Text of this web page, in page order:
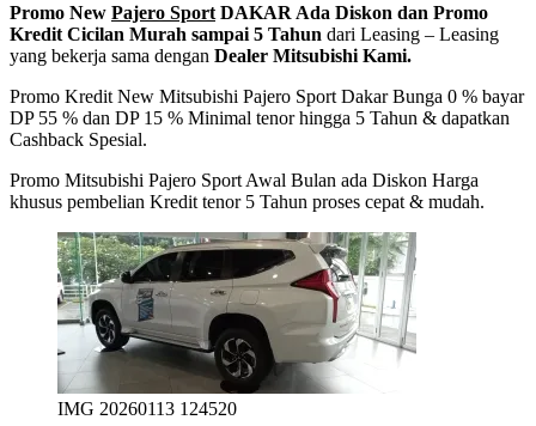
Promo New Pajero Sport DAKAR Ada Diskon dan Promo
Kredit Cicilan Murah sampai 5 Tahun dari Leasing – Leasing
yang bekerja sama dengan Dealer Mitsubishi Kami.
Promo Kredit New Mitsubishi Pajero Sport Dakar Bunga 0 % bayar
DP 55 % dan DP 15 % Minimal tenor hingga 5 Tahun & dapatkan
Cashback Spesial.
Promo Mitsubishi Pajero Sport Awal Bulan ada Diskon Harga
khusus pembelian Kredit tenor 5 Tahun proses cepat & mudah.
IMG 20260113 124520